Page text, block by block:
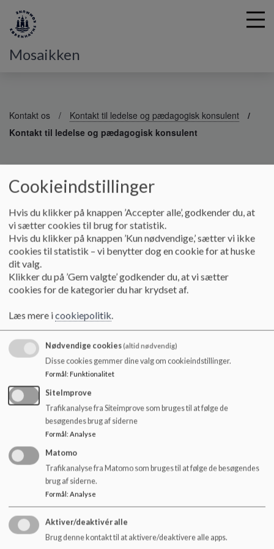
h
t
Mosaikken
Kontakt os
Kontakt til ledelse og pædagogisk konsulent
Kontakt til ledelse og pædagogisk konsulent
Kontakt til ledelse og pædagogisk
konsulent
Pædagogisk leder
Svend Kobbernagel
Tlf.: 2498 2248 / C53H@kk.dk
Klyngeleder
Christa Fleron Juncker
Tlf.: 2476 9005 / AI3W@kk.dk
Aula-alias: C J
Pædagogisk konsulent
Stine Louise Mols Møller
Tlf.: 3055 0443/ VS4K@kk.dk
Aula-alias: pædagogiske konsulenter har ikke adgang til Aula
Cookieindstillinger
Hvis du klikker på knappen ’Accepter alle’, godkender du, at
vi sætter cookies til brug for statistik.
Hvis du klikker på knappen ’Kun nødvendige,’ sætter vi ikke
cookies til statistik – vi benytter dog en cookie for at huske
dit valg.
Klikker du på ’Gem valgte’ godkender du, at vi sætter
cookies for de kategorier du har krydset af.
Læs mere icookiepolitik.
Nødvendige cookies(altid nødvendig)
Disse cookies gemmer dine valg om cookieindstillinger.
Formål: Funktionalitet
SiteImprove
Trafikanalyse fra Siteimprove som bruges til at følge de
besøgendes brug af siderne
Formål: Analyse
Matomo
Trafikanalyse fra Matomo som bruges til at følge de besøgendes
brug af siderne.
Formål: Analyse
Aktiver/deaktivér alle
Brug denne kontakt til at aktivere/deaktivere alle apps.